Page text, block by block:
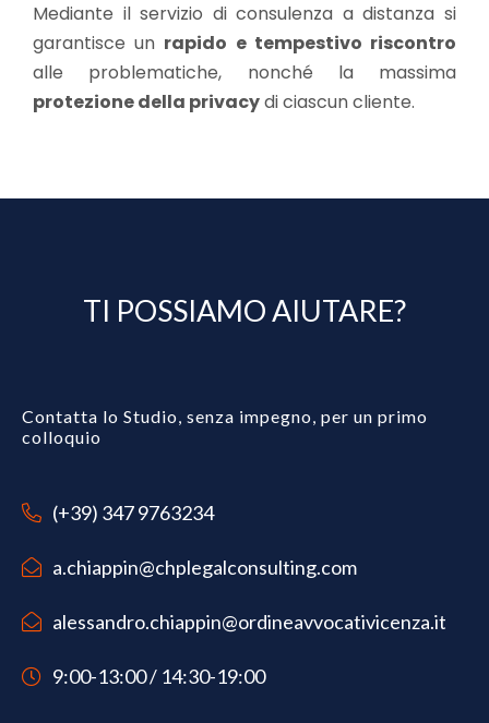
Mediante il servizio di consulenza a distanza si
garantisce un rapido e tempestivo riscontro
alle problematiche, nonché la massima
protezione della privacydi ciascun cliente.
TI POSSIAMO AIUTARE?
Contatta lo Studio, senza impegno, per un primo
colloquio
(+39) 347 9763234
a.chiappin@chplegalconsulting.com
alessandro.chiappin@ordineavvocativicenza.it
9:00-13:00 / 14:30-19:00